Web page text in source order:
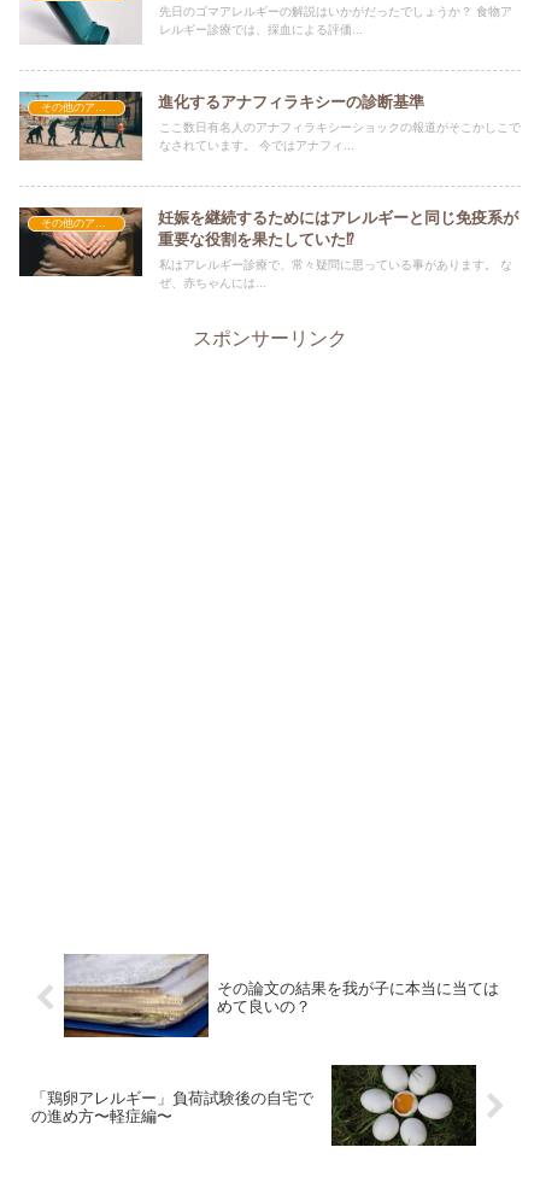
先日のゴマアレルギーの解説はいかがだったでしょうか？ 食物ア
レルギー診療では、採血による評価...
その他のアレルギー 進化するアナフィラキシーの診断基準
ここ数日有名人のアナフィラキシーショックの報道がそこかしこで
なされています。 今ではアナフィ...
その他のアレルギー
妊娠を継続するためにはアレルギーと同じ免疫系が
重要な役割を果たしていた⁉︎
私はアレルギー診療で、常々疑問に思っている事があります。 な
ぜ、赤ちゃんには...
スポンサーリンク
その論文の結果を我が子に本当に当ては
めて良いの？
「鶏卵アレルギー」負荷試験後の自宅で
の進め方〜軽症編〜